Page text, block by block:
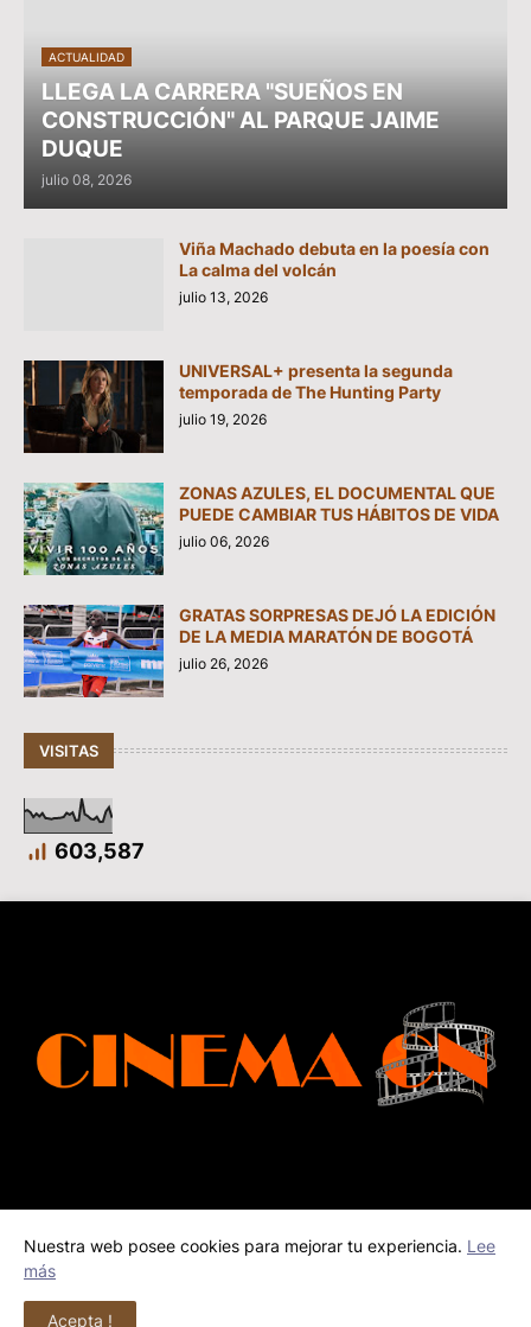
ACTUALIDAD
LLEGA LA CARRERA "SUEÑOS EN
CONSTRUCCIÓN" AL PARQUE JAIME
DUQUE
julio 08, 2026
Viña Machado debuta en la poesía con
La calma del volcán
julio 13, 2026
UNIVERSAL+ presenta la segunda
temporada de The Hunting Party
julio 19, 2026
ZONAS AZULES, EL DOCUMENTAL QUE
PUEDE CAMBIAR TUS HÁBITOS DE VIDA
julio 06, 2026
GRATAS SORPRESAS DEJÓ LA EDICIÓN
DE LA MEDIA MARATÓN DE BOGOTÁ
julio 26, 2026
VISITAS
603,587
© Copyright 2026 Cinema Cn | Todos los derechos
Contacto
Nuestra web posee cookies para mejorar tu experiencia. Lee
más
Acepta !